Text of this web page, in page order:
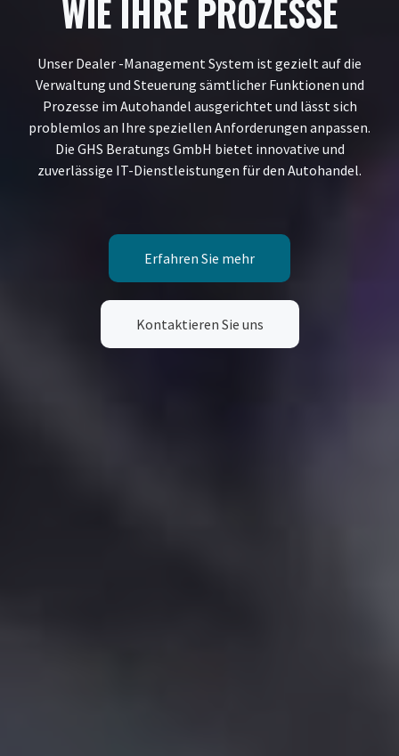
WIE IHRE PROZESSE
Unser Dealer -Management System ist gezielt auf die
Verwaltung und Steuerung sämtlicher Funktionen und
Prozesse im Autohandel ausgerichtet und lässt sich
problemlos an Ihre speziellen Anforderungen anpassen.
Die GHS Beratungs GmbH bietet innovative und
zuverlässige IT-Dienstleistungen für den Autohandel.
Erfahren Sie mehr
Kontaktieren Sie uns